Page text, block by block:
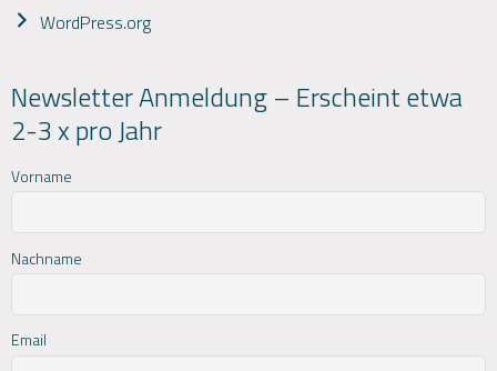
WordPress.org
Newsletter Anmeldung – Erscheint etwa
2-3 x pro Jahr
Vorname
Nachname
Email